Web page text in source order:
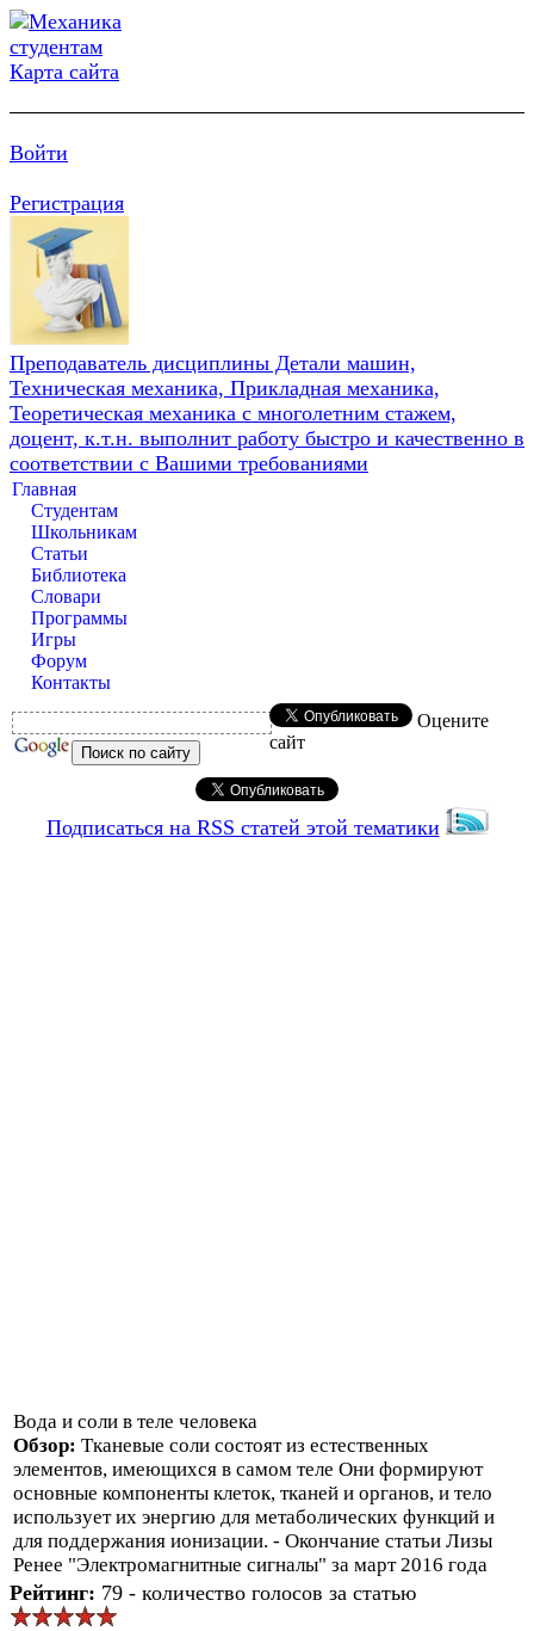
Карта сайта
Войти
Регистрация
Преподаватель дисциплины Детали машин,
Техническая механика, Прикладная механика,
Теоретическая механика с многолетним стажем,
доцент, к.т.н. выполнит работу быстро и качественно в
соответствии с Вашими требованиями
Главная
Студентам
Школьникам
Статьи
Библиотека
Словари
Программы
Игры
Форум
Контакты
Оцените
сайт
Подписаться на RSS статей этой тематики
Вода и соли в теле человека
Обзор: Тканевые соли состоят из естественных
элементов, имеющихся в самом теле Они формируют
основные компоненты клеток, тканей и органов, и тело
использует их энергию для метаболических функций и
для поддержания ионизации. - Окончание статьи Лизы
Ренее "Электромагнитные сигналы" за март 2016 года
Рейтинг: 79 - количество голосов за статью